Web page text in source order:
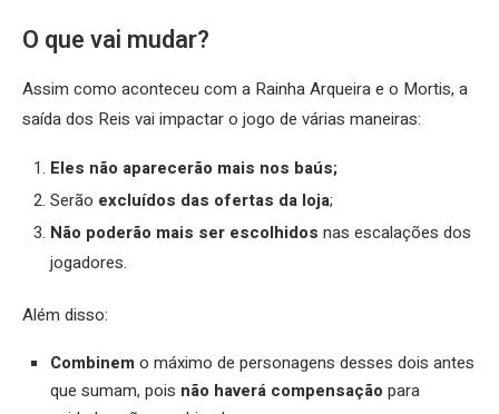
O que vai mudar?
Assim como aconteceu com a Rainha Arqueira e o Mortis, a
saída dos Reis vai impactar o jogo de várias maneiras:
Eles não aparecerão mais nos baús;
Serão excluídos das ofertas da loja;
Não poderão mais ser escolhidos nas escalações dos
jogadores.
Além disso:
Combinemo máximo de personagens desses dois antes
que sumam, pois não haverá compensação para